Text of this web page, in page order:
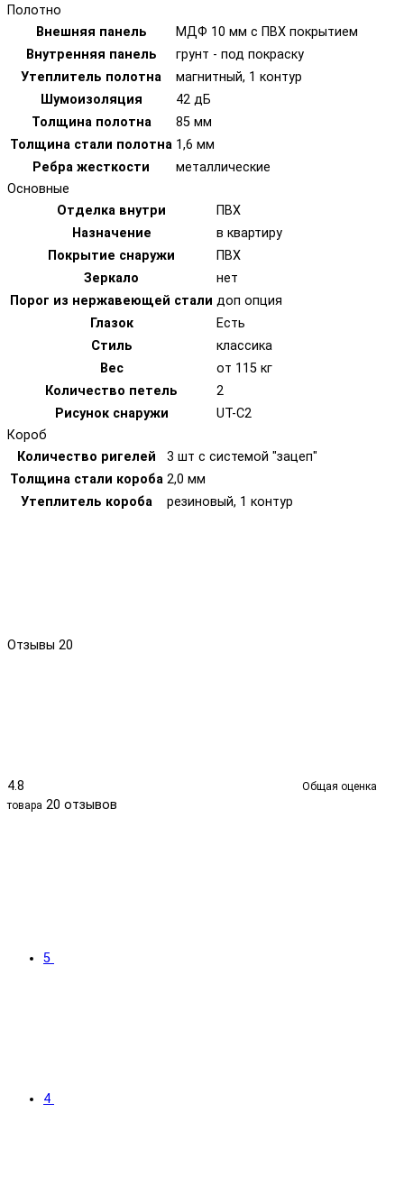
Полотно
Внешняя панель
МДФ 10 мм с ПВХ покрытием
Внутренняя панель
грунт - под покраску
Утеплитель полотна
магнитный, 1 контур
Шумоизоляция
42 дБ
Толщина полотна
85 мм
Толщина стали полотна 1,6 мм
Ребра жесткости
металлические
Основные
Отделка внутри
ПВХ
Назначение
в квартиру
Покрытие снаружи
ПВХ
Зеркало
нет
Порог из нержавеющей стали доп опция
Глазок
Есть
Стиль
классика
Вес
от 115 кг
Количество петель
2
Рисунок снаружи
UT-C2
Короб
Количество ригелей
3 шт с системой "зацеп"
Толщина стали короба 2,0 мм
Утеплитель короба
резиновый, 1 контур
Отзывы 20
4.8
Общая оценка
товара 20 отзывов
5
4